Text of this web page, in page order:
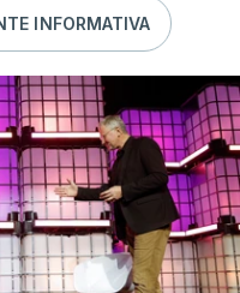
INFORMATIVA